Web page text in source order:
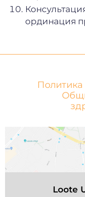
ординация
Loote